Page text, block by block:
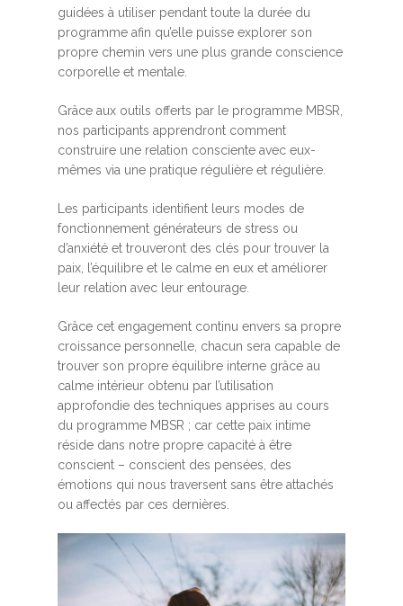
guidées à utiliser pendant toute la durée du
programme afin qu’elle puisse explorer son
propre chemin vers une plus grande conscience
corporelle et mentale.
Grâce aux outils offerts par le programme MBSR,
nos participants apprendront comment
construire une relation consciente avec eux-
mêmes via une pratique régulière et régulière.
Les participants identifient leurs modes de
fonctionnement générateurs de stress ou
d’anxiété et trouveront des clés pour trouver la
paix, l’équilibre et le calme en eux et améliorer
leur relation avec leur entourage.
Grâce cet engagement continu envers sa propre
croissance personnelle, chacun sera capable de
trouver son propre équilibre interne grâce au
calme intérieur obtenu par l’utilisation
approfondie des techniques apprises au cours
du programme MBSR ; car cette paix intime
réside dans notre propre capacité à être
conscient – conscient des pensées, des
émotions qui nous traversent sans être attachés
ou affectés par ces dernières.